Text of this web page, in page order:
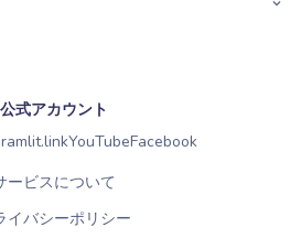
公式アカウント
lit.linkYouTubeFacebook
ービスについて
イバシーポリシー